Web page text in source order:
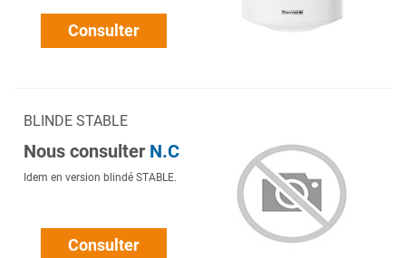
Consulter
BLINDE STABLE
Nous consulter N.C
Idem en version blindé STABLE.
Consulter